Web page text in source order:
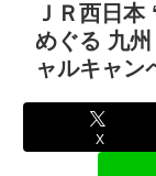
ＪＲ西日本
めぐる 九
ャルキャン
X